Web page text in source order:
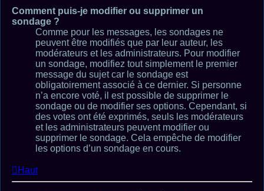
Comment puis-je modifier ou supprimer un
sondage ?
Comme pour les messages, les sondages ne
peuvent être modifiés que par leur auteur, les
modérateurs et les administrateurs. Pour modifier
un sondage, modifiez tout simplement le premier
message du sujet car le sondage est
obligatoirement associé à ce dernier. Si personne
n’a encore voté, il est possible de supprimer le
sondage ou de modifier ses options. Cependant, si
des votes ont été exprimés, seuls les modérateurs
et les administrateurs peuvent modifier ou
supprimer le sondage. Cela empêche de modifier
les options d’un sondage en cours.
Haut